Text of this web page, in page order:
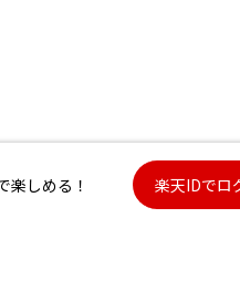
楽しめる！ 楽天IDでロ